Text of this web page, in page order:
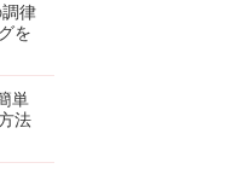
律
を
単
法